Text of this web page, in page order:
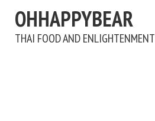
OHHAPPYBEAR
THAI FOOD AND ENLIGHTENMENT